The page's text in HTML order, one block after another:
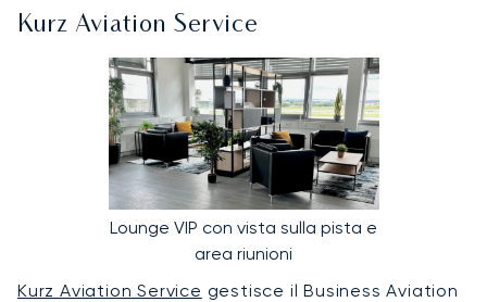
Kurz Aviation Service
Lounge VIP con vista sulla pista e
area riunioni
Kurz Aviation Service gestisce il Business Aviation